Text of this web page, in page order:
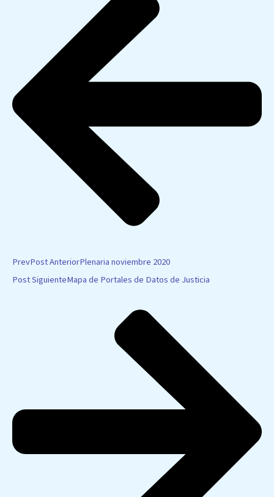
PrevPost AnteriorPlenaria noviembre 2020
Post SiguienteMapa de Portales de Datos de Justicia